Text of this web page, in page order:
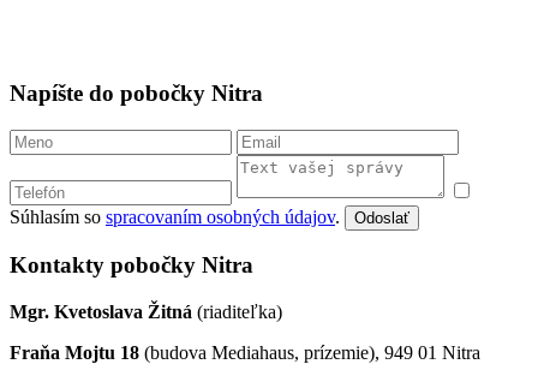
Napíšte do pobočky Nitra
Súhlasím so spracovaním osobných údajov. Odoslať
Kontakty pobočky Nitra
Mgr. Kvetoslava Žitná (riaditeľka)
Fraňa Mojtu 18 (budova Mediahaus, prízemie), 949 01 Nitra